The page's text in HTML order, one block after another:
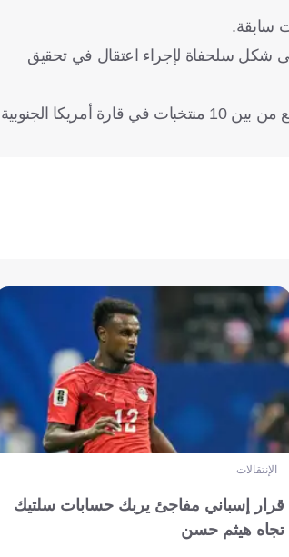
سابقة.
وحقيبة ظهر على شكل سلحفاة لإجراء اعتقال في تحقيق
وفشل منتخب بيرو في التأهل لنهائيات كأس العالم هذا العام، بعدما أنهى التصفيات في المركز التاسع من بين 10 منتخبات في قارة أمريكا الجنوبية
الإنتقالات
قرار إسباني مفاجئ يربك حسابات سلتيك
تجاه هيثم حسن